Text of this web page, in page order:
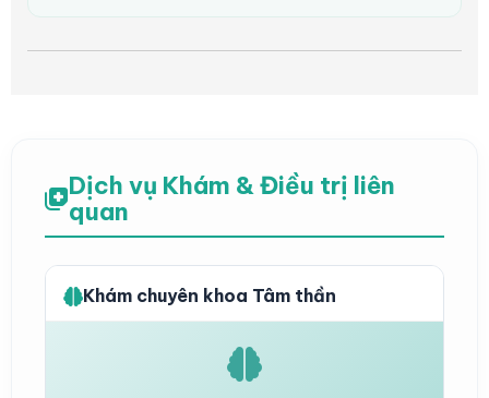
Dịch vụ Khám & Điều trị liên
quan
Khám chuyên khoa Tâm thần